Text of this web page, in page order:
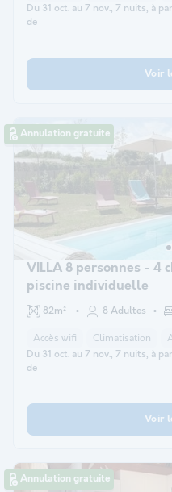
Du 31 oct. au 7 nov., 7 nuits, à
de
Voir
Annulation gratuite
VILLA 8 personnes - 4
piscine individuelle
82m² 8 Adultes
Accès wifi Climatisation
Du 31 oct. au 7 nov., 7 nuits, à
de
Voir
Annulation gratuite